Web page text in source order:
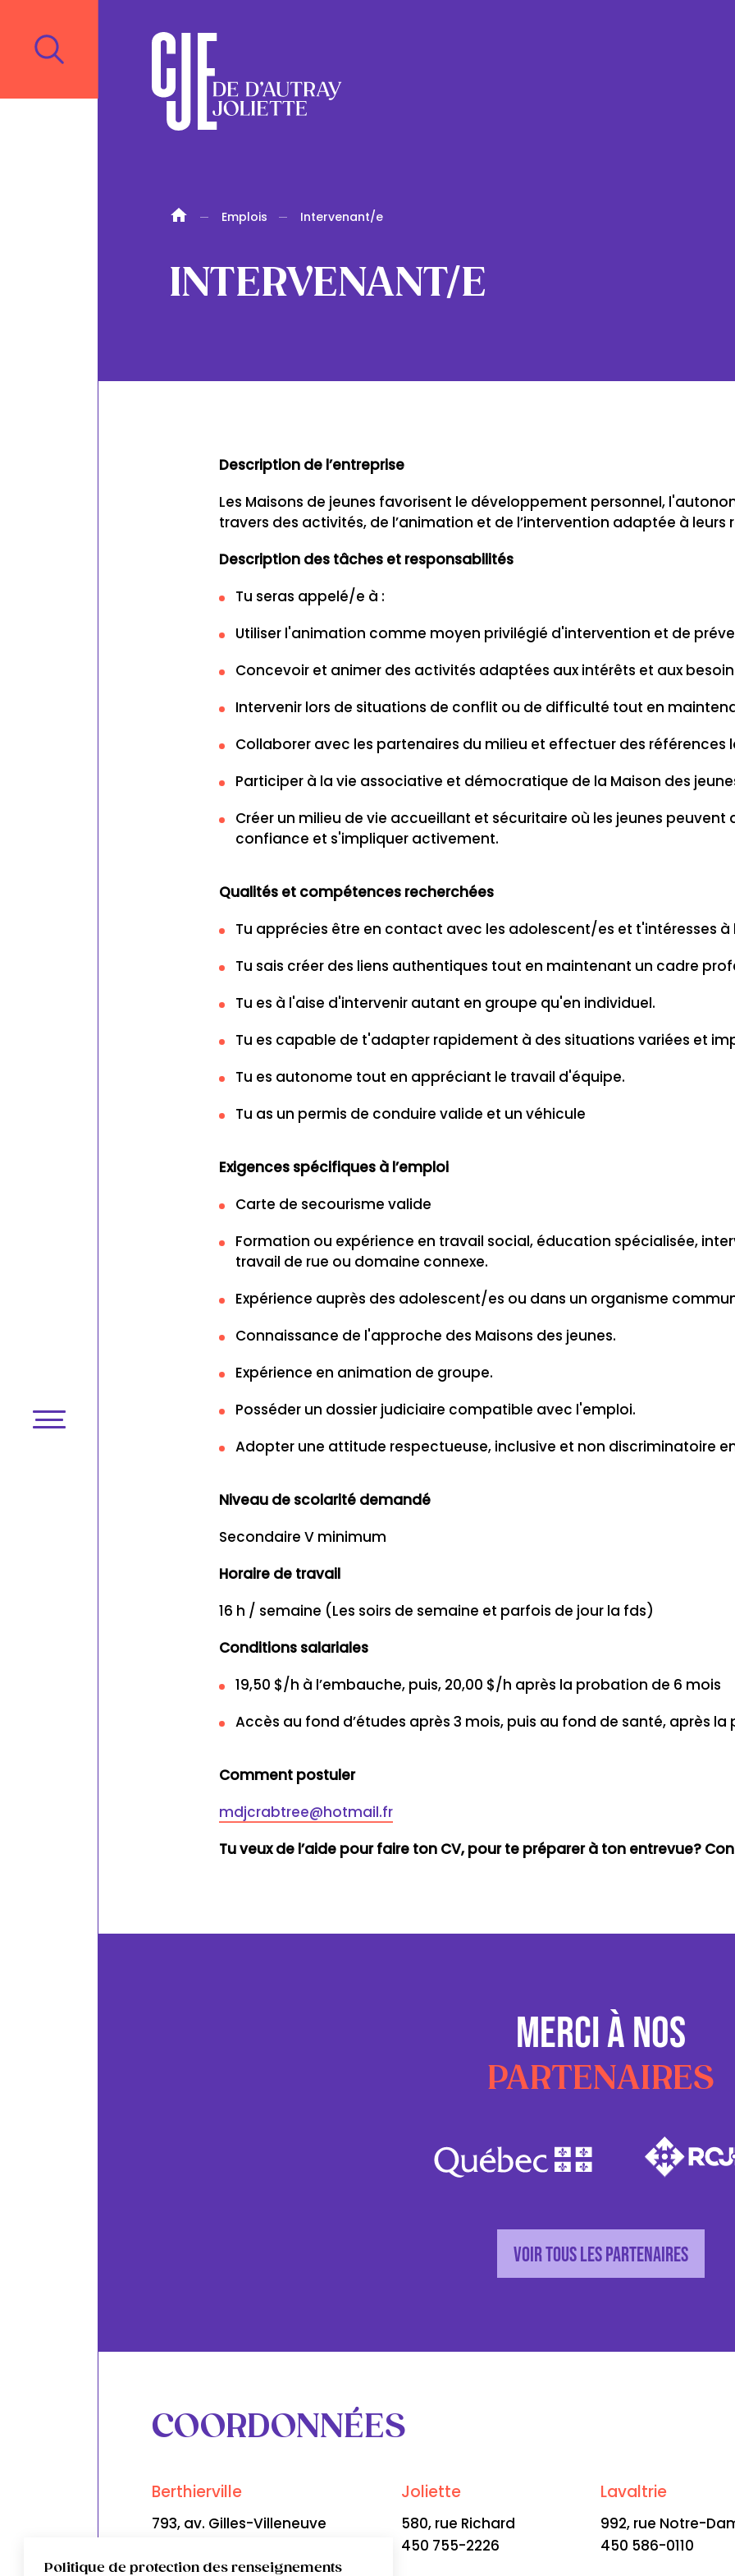
Politique de protection des renseignements
Emplois Intervenant/e
INTERVENANT/E
Description de l’entreprise
Les Maisons de jeunes favorisent le développement personnel,
travers des activités, de l’animation et de l’intervention adaptée à leurs
Description des tâches et responsabilités
Tu seras appelé/e à :
Utiliser l'animation comme moyen privilégié d'intervention et de
Concevoir et animer des activités adaptées aux intérêts et aux
Intervenir lors de situations de conflit ou de difficulté tout en
Collaborer avec les partenaires du milieu et effectuer des références
Participer à la vie associative et démocratique de la Maison des
Créer un milieu de vie accueillant et sécuritaire où les jeunes
confiance et s'impliquer activement.
Qualités et compétences recherchées
Tu apprécies être en contact avec les adolescent/es et t'intéresses à
Tu sais créer des liens authentiques tout en maintenant un cadre
Tu es à l'aise d'intervenir autant en groupe qu'en individuel.
Tu es capable de t'adapter rapidement à des situations variées et
Tu es autonome tout en appréciant le travail d'équipe.
Tu as un permis de conduire valide et un véhicule
Exigences spécifiques à l’emploi
Carte de secourisme valide
Formation ou expérience en travail social, éducation spécialisée,
travail de rue ou domaine connexe.
Expérience auprès des adolescent/es ou dans un organisme
Connaissance de l'approche des Maisons des jeunes.
Expérience en animation de groupe.
Posséder un dossier judiciaire compatible avec l'emploi.
Adopter une attitude respectueuse, inclusive et non discriminatoire
Niveau de scolarité demandé
Secondaire V minimum
Horaire de travail
16 h / semaine (Les soirs de semaine et parfois de jour la fds)
Conditions salariales
19,50 $/h à l’embauche, puis, 20,00 $/h après la probation de 6 mois
Accès au fond d’études après 3 mois, puis au fond de santé, après la
Comment postuler
mdjcrabtree@hotmail.fr
Tu veux de l’aide pour faire ton CV, pour te préparer à ton entrevue?
MERCI À NOS
PARTENAIRES
Voir tous les partenaires
COORDONNÉES
Berthierville
793, av. Gilles-Villeneuve
Joliette
580, rue Richard
450 755-2226
Lavaltrie
992, rue Notre-
450 586-0110